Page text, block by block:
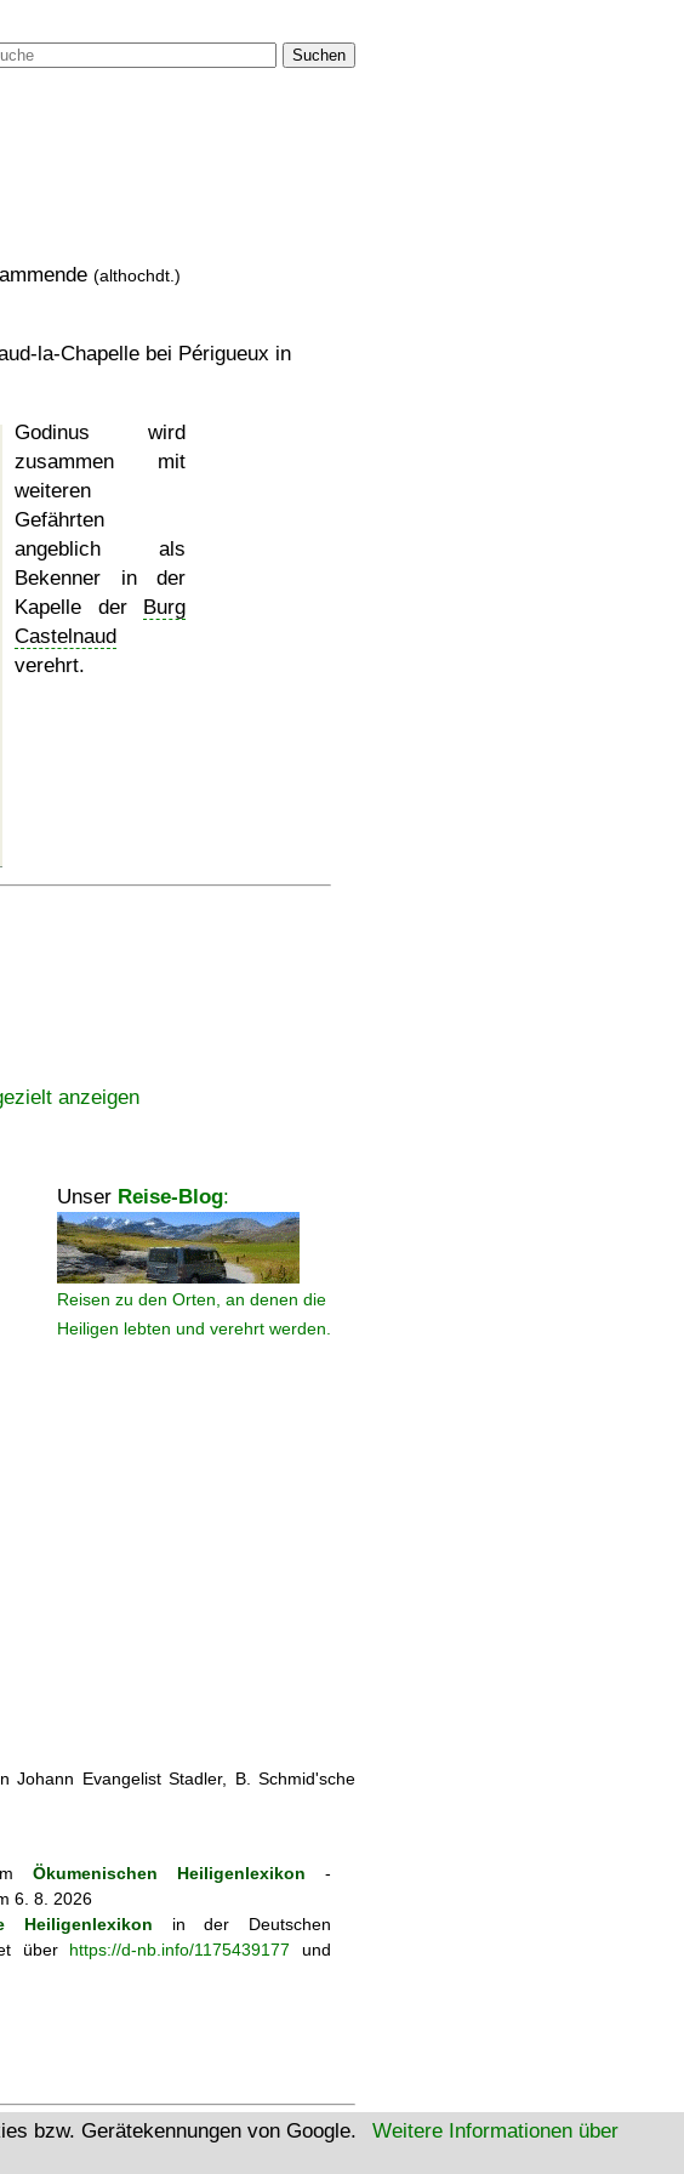
Suchen
(althochdt.)
la-Chapelle bei Périgueux in
Godinus wird
zusammen mit
weiteren
Gefährten
angeblich als
Bekenner in der
Kapelle der Burg
Castelnaud
verehrt.
anzeigen
Unser Reise-Blog:
Reisen zu den Orten, an denen die
Heiligen lebten und verehrt werden.
Johann Evangelist Stadler, B. Schmid'sche
Ökumenischen Heiligenlexikon -
6. 8. 2026
Heiligenlexikon in der Deutschen
über https://d-nb.info/1175439177 und
bzw. Gerätekennungen von Google.
Weitere Informationen über